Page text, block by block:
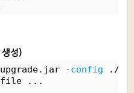
성)
-config ./
file ...